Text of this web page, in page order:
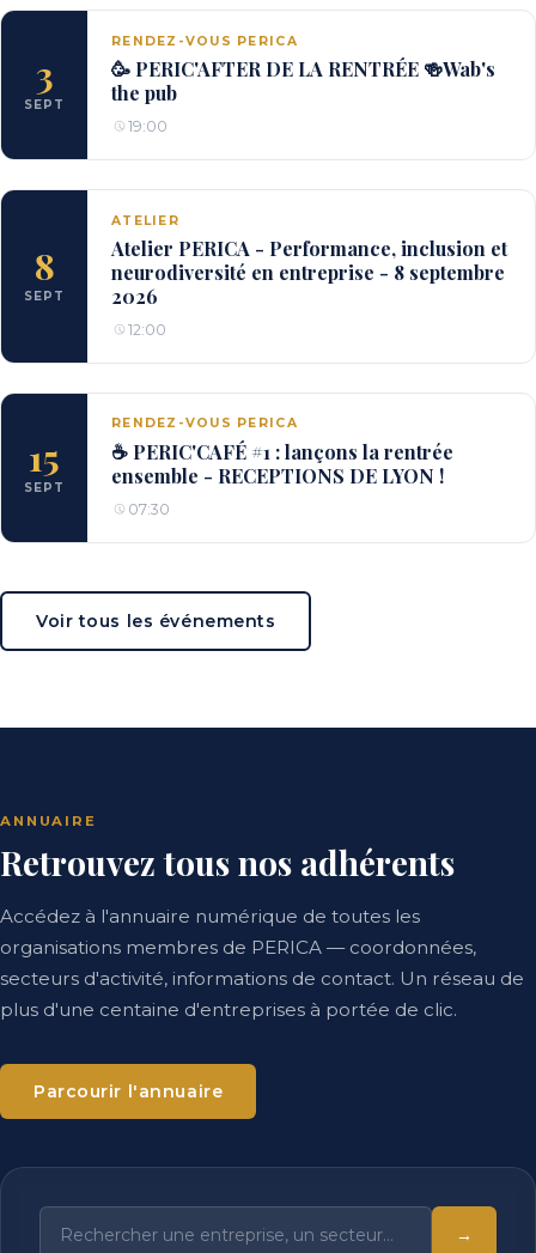
3
SEPT
RENDEZ-VOUS PERICA
🥳 PERIC'AFTER DE LA RENTRÉE 🍻Wab's
the pub
19:00
8
SEPT
ATELIER
Atelier PERICA - Performance, inclusion et
neurodiversité en entreprise - 8 septembre
2026
12:00
15
SEPT
RENDEZ-VOUS PERICA
☕ PERIC'CAFÉ #1 : lançons la rentrée
ensemble - RECEPTIONS DE LYON !
07:30
Voir tous les événements
ANNUAIRE
Retrouvez tous nos adhérents
Accédez à l'annuaire numérique de toutes les
organisations membres de PERICA — coordonnées,
secteurs d'activité, informations de contact. Un réseau de
plus d'une centaine d'entreprises à portée de clic.
Parcourir l'annuaire
→